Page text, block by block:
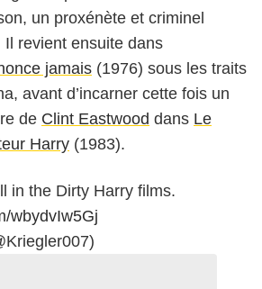
un proxénète et criminel
Il revient ensuite dans
jamais (1976) sous les traits
avant d’incarner cette fois un
de Clint Eastwood dans Le
Harry (1983).
in the Dirty Harry films.
wbydvIw5Gj